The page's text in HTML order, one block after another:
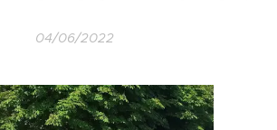
04/06/2022